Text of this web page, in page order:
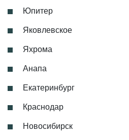
Юпитер
Яковлевское
Яхрома
Анапа
Екатеринбург
Краснодар
Новосибирск